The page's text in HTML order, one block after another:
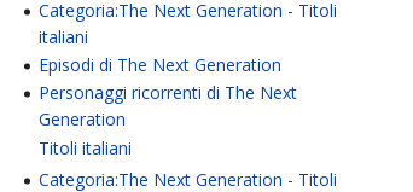
Categoria:The Next Generation - Titoli
italiani
Episodi di The Next Generation
Personaggi ricorrenti di The Next
Generation
Titoli italiani
Categoria:The Next Generation - Titoli